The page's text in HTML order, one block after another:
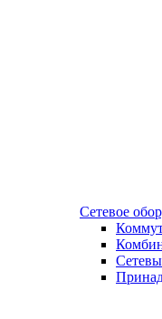
Сетевое